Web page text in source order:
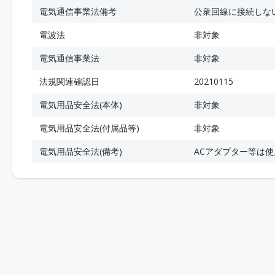
電気通信事業法備考
公衆回線に接続しな
電波法
非対象
電気通信事業法
非対象
法規関連確認日
20210115
電気用品安全法(本体)
非対象
電気用品安全法(付属品等)
非対象
電気用品安全法(備考)
ACアダプター等は